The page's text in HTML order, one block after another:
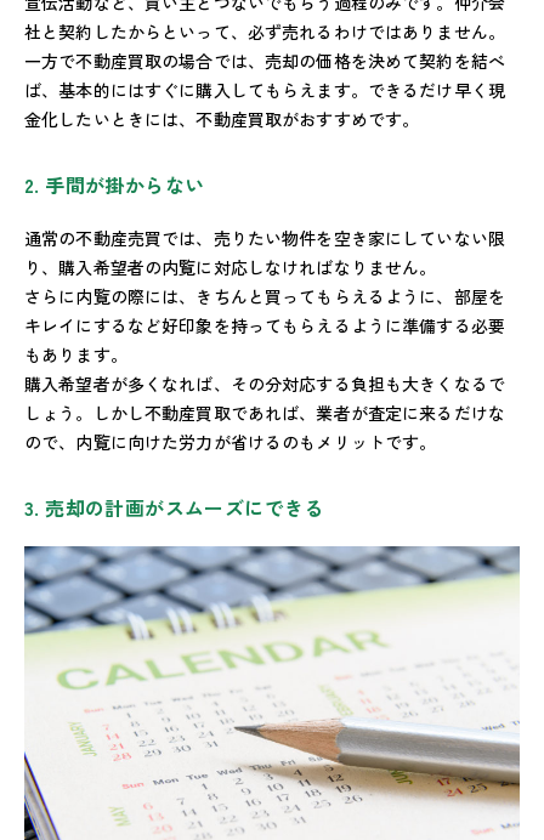
社と契約したからといって、必ず売れるわけではありません。
一方で不動産買取の場合では、売却の価格を決めて契約を結べ
ば、基本的にはすぐに購入してもらえます。できるだけ早く現
金化したいときには、不動産買取がおすすめです。
2. 手間が掛からない
通常の不動産売買では、売りたい物件を空き家にしていない限
り、購入希望者の内覧に対応しなければなりません。
さらに内覧の際には、きちんと買ってもらえるように、部屋を
キレイにするなど好印象を持ってもらえるように準備する必要
もあります。
購入希望者が多くなれば、その分対応する負担も大きくなるで
しょう。しかし不動産買取であれば、業者が査定に来るだけな
ので、内覧に向けた労力が省けるのもメリットです。
3. 売却の計画がスムーズにできる